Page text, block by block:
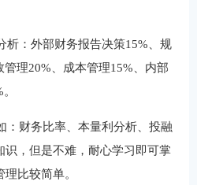
析：外部财务报告决策15%、规
理20%、成本管理15%、内部
：财务比率、本量利分析、投融
识，但是不难，耐心学习即可掌
比较简单。